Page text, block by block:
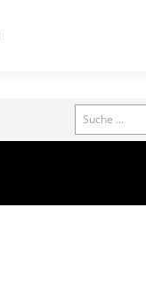
Search